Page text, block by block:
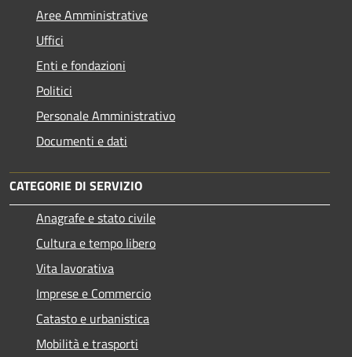
Aree Amministrative
Uffici
Enti e fondazioni
Politici
Personale Amministrativo
Documenti e dati
CATEGORIE DI SERVIZIO
Anagrafe e stato civile
Cultura e tempo libero
Vita lavorativa
Imprese e Commercio
Catasto e urbanistica
Mobilità e trasporti